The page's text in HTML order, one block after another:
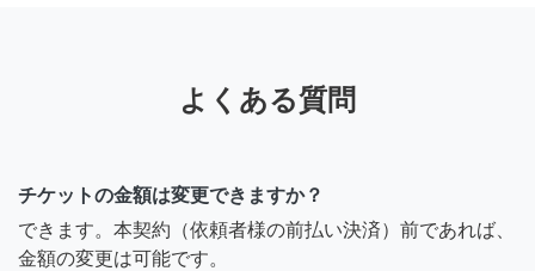
よくある質問
チケットの金額は変更できますか？
できます。本契約（依頼者様の前払い決済）前であれば、
金額の変更は可能です。